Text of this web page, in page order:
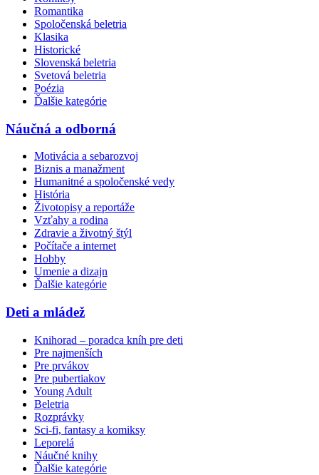
Romantika
Spoločenská beletria
Klasika
Historické
Slovenská beletria
Svetová beletria
Poézia
Ďalšie kategórie
Náučná a odborná
Motivácia a sebarozvoj
Biznis a manažment
Humanitné a spoločenské vedy
História
Životopisy a reportáže
Vzťahy a rodina
Zdravie a životný štýl
Počítače a internet
Hobby
Umenie a dizajn
Ďalšie kategórie
Deti a mládež
Knihorad – poradca kníh pre deti
Pre najmenších
Pre prvákov
Pre pubertiakov
Young Adult
Beletria
Rozprávky
Sci-fi, fantasy a komiksy
Leporelá
Náučné knihy
Ďalšie kategórie